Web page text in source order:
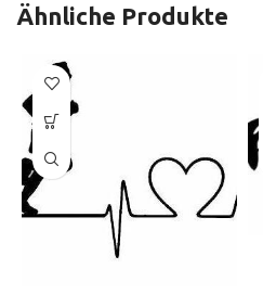
Ähnliche Produkte